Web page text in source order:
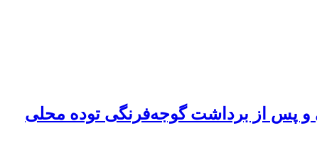
و پس از برداشت گوجه‌فرنگی توده محلی